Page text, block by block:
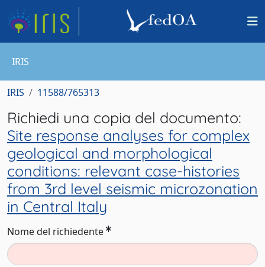
IRIS
IRIS 11588/765313
Richiedi una copia del documento:
Site response analyses for complex
geological and morphological
conditions: relevant case-histories
from 3rd level seismic microzonation
in Central Italy
Nome del richiedente